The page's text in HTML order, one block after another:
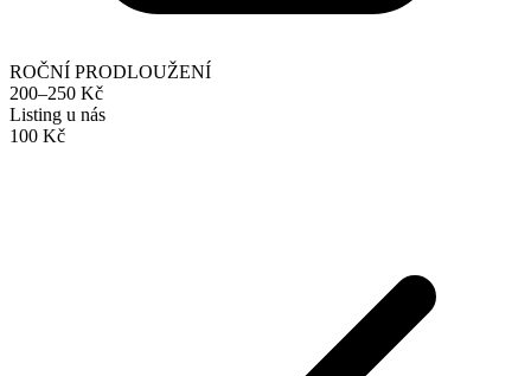
ROČNÍ PRODLOUŽENÍ
200–250 Kč
Listing u nás
100 Kč